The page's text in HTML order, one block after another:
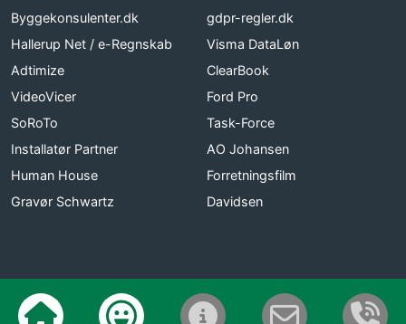
Byggekonsulenter.dk
gdpr-regler.dk
Hallerup Net / e-Regnskab
Visma DataLøn
Adtimize
ClearBook
VideoVicer
Ford Pro
SoRoTo
Task-Force
Installatør Partner
AO Johansen
Human House
Forretningsfilm
Gravør Schwartz
Davidsen
© 2026 Anmeld Håndværker Hjemmeside vilkår Cookie politik